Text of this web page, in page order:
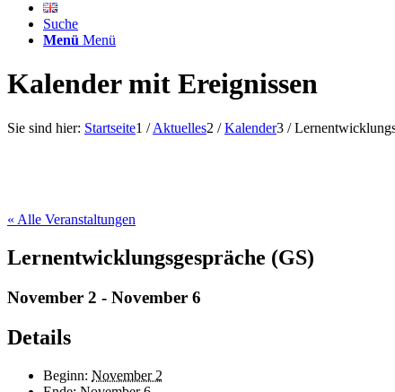
Suche
Menü Menü
Kalender mit Ereignissen
Sie sind hier: Startseite1 / Aktuelles2 / Kalender3 /
« Alle Veranstaltungen
Lernentwicklungsgespräche (GS)
November 2 - November 6
Details
Beginn: November 2